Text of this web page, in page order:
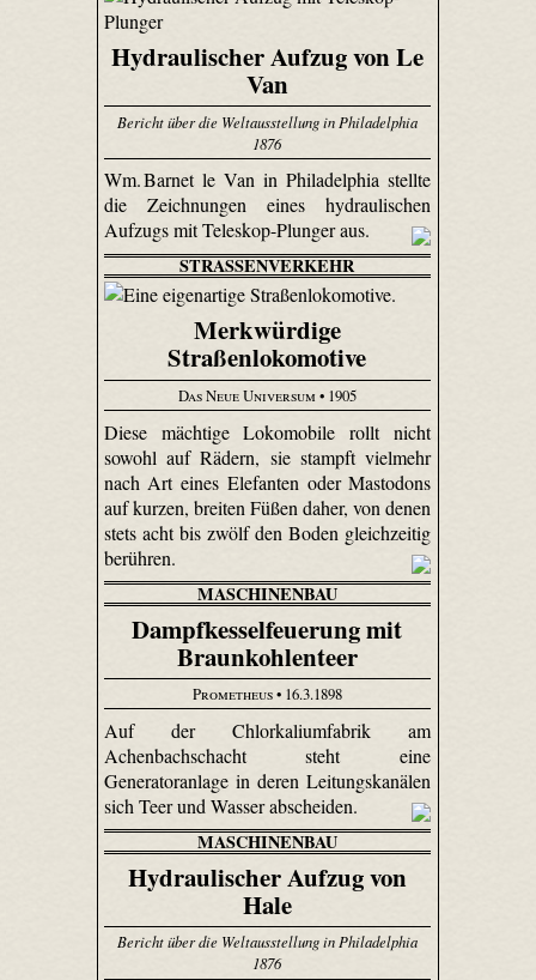
Hydraulischer Aufzug von Le
Van
Bericht über die Weltausstellung in Philadelphia
1876
Wm. Barnet le Van in Philadelphia stellte
die Zeichnungen eines hydraulischen
Aufzugs mit Teleskop-Plunger aus.
STRASSENVERKEHR
Merkwürdige
Straßenlokomotive
Das Neue Universum• 1905
Diese mächtige Loko­mobile rollt nicht
sowohl auf Rädern, sie stampft vielmehr
nach Art eines Elefanten oder Mastodons
auf kurzen, breiten Füßen daher, von denen
stets acht bis zwölf den Boden gleichzeitig
berühren.
MASCHINENBAU
Dampfkesselfeuerung mit
Braunkohlenteer
Prometheus• 16.3.1898
Auf der Chlorkaliumfabrik am
Achenbachschacht steht eine
Generatoranlage in deren Leitungskanälen
sich Teer und Wasser abscheiden.
MASCHINENBAU
Hydraulischer Aufzug von
Hale
Bericht über die Weltausstellung in Philadelphia
1876